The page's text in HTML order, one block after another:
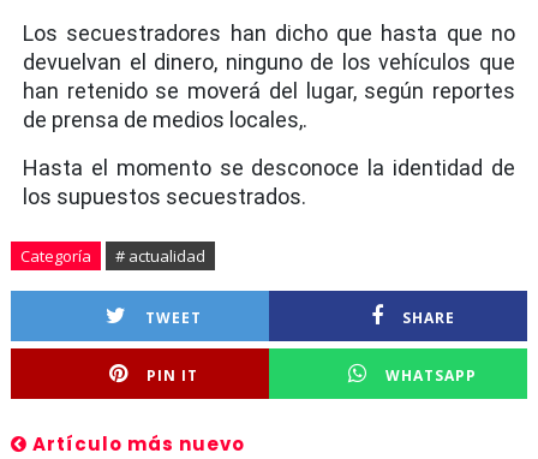
Los secuestradores han dicho que hasta que no
devuelvan el dinero, ninguno de los vehículos que
han retenido se moverá del lugar, según reportes
de prensa de medios locales,.
Hasta el momento se desconoce la identidad de
los supuestos secuestrados.
Categoría # actualidad
TWEET SHARE
PIN IT WHATSAPP
Artículo más nuevo